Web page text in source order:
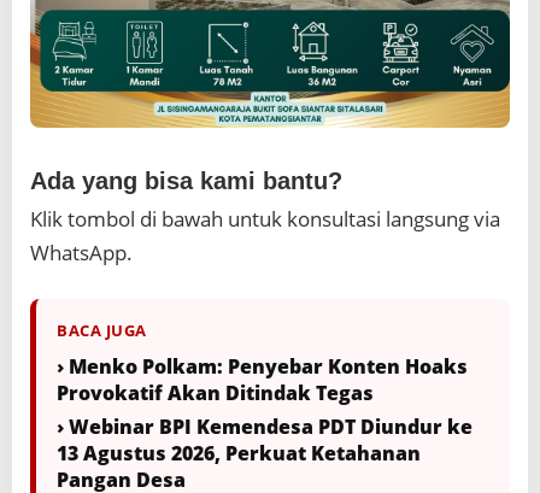
Ada yang bisa kami bantu?
Klik tombol di bawah untuk konsultasi langsung via
WhatsApp.
BACA JUGA
› Menko Polkam: Penyebar Konten Hoaks
Provokatif Akan Ditindak Tegas
› Webinar BPI Kemendesa PDT Diundur ke
13 Agustus 2026, Perkuat Ketahanan
Pangan Desa